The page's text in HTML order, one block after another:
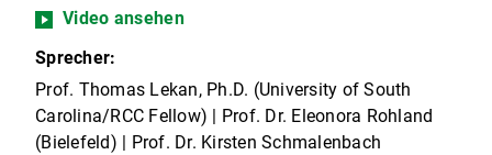
Video ansehen
Sprecher:
Prof. Thomas Lekan, Ph.D. (University of South
Carolina/RCC Fellow) | Prof. Dr. Eleonora Rohland
(Bielefeld) | Prof. Dr. Kirsten Schmalenbach